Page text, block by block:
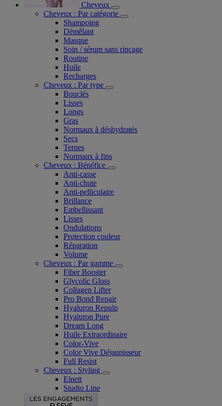
Cheveux
Cheveux : Par catégorie
Shampoing
Démêlant
Masque
Soin / sérum sans rinçage
Routine
Huile
Recharges
Cheveux : Par type
Bouclés
Lisses
Longs
Gras
Normaux à déshydratés
Secs
Ternes
Normaux à fins
Cheveux : Bénéfice
Anti-casse
Anti-chute
Anti-pelliculaire​
Brillance
Embellissant
Lisses
Ondulations
Protection couleur​
Réparation
Volume
Cheveux : Par gamme
Fiber Booster
Glycolic Gloss
Collagen Lifter
Pro Bond Repair
Hyaluron Repulp
Hyaluron Pure
Dream Long
Huile Extraordinaire
Color-Vive
Color Vive Déjaunisseur
Full Resist
Cheveux : Styling
Elnett
Studio Line